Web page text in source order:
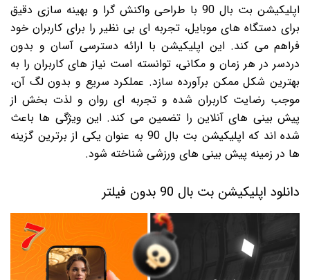
اپلیکیشن بت بال 90 با طراحی واکنش گرا و بهینه سازی دقیق
برای دستگاه های موبایل، تجربه ای بی نظیر را برای کاربران خود
فراهم می کند. این اپلیکیشن با ارائه دسترسی آسان و بدون
دردسر در هر زمان و مکانی، توانسته است نیاز های کاربران را به
بهترین شکل ممکن برآورده سازد. عملکرد سریع و بدون لگ آن،
موجب رضایت کاربران شده و تجربه ای روان و لذت بخش از
پیش بینی های آنلاین را تضمین می کند. این ویژگی ها باعث
شده اند که اپلیکیشن بت بال 90 به عنوان یکی از برترین گزینه
ها در زمینه پیش بینی های ورزشی شناخته شود.
دانلود اپلیکیشن بت بال 90 بدون فیلتر